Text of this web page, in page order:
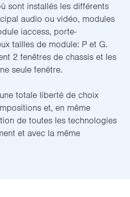
sont installés les différents
audio ou vidéo, modules
iaccess, porte-
tailles de module: P et G.
2 fenêtres de chassis et les
seule fenêtre.
totale liberté de choix
et, en même
de toutes les technologies
et avec la même